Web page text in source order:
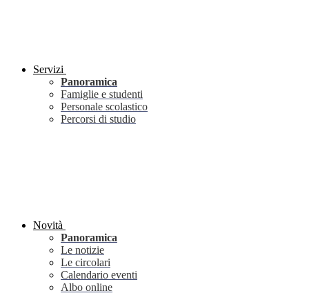
Servizi
Panoramica
Famiglie e studenti
Personale scolastico
Percorsi di studio
Novità
Panoramica
Le notizie
Le circolari
Calendario eventi
Albo online